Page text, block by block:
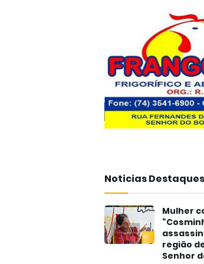
Noticias Destaques
Mulher
região
Senhor